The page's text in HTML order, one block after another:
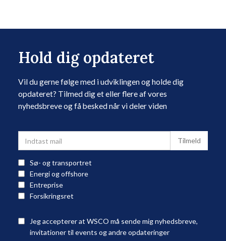
Hold dig opdateret
Vil du gerne følge med i udviklingen og holde dig
opdateret? Tilmed dig et eller flere af vores
nyhedsbreve og få besked når vi deler viden
Sø- og transportret
Energi og offshore
Entreprise
Forsikringsret
Jeg accepterer at WSCO må sende mig nyhedsbreve,
invitationer til events og andre opdateringer